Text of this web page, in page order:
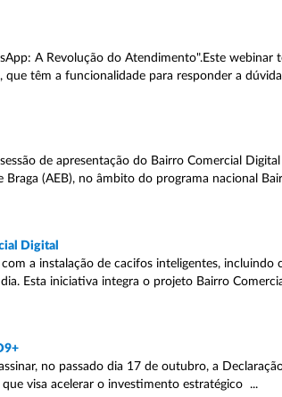
A Revolução do Atendimento".Este webinar
têm a funcionalidade para responder a
de apresentação do Bairro Comercial Digital
(AEB), no âmbito do programa nacional
Digital
a instalação de cacifos inteligentes, incluindo
Esta iniciativa integra o projeto Bairro
no passado dia 17 de outubro, a
visa acelerar o investimento estratégico ...